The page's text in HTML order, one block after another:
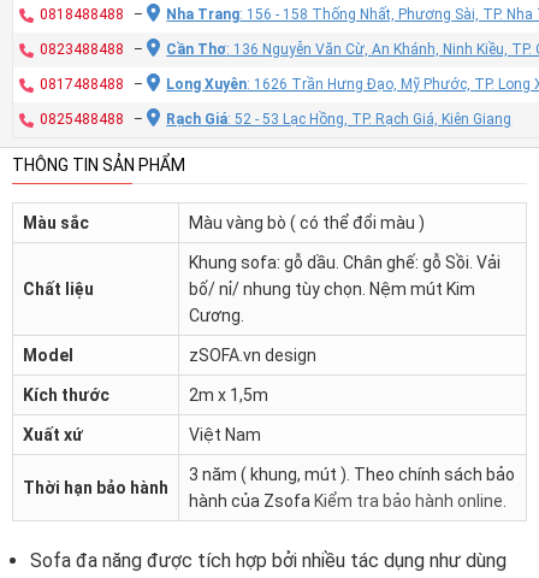
0818488488 – Nha Trang: 156 - 158 Thống Nhất, Phương Sài, TP.
0823488488 – Cần Thơ: 136 Nguyễn Văn Cừ, An Khánh, Ninh Kiều,
0817488488 – Long Xuyên: 1626 Trần Hưng Đạo, Mỹ Phước, TP. Long
0825488488 – Rạch Giá: 52 - 53 Lạc Hồng, TP. Rạch Giá, Kiên Giang
THÔNG TIN SẢN PHẨM
Màu sắc Màu vàng bò ( có thể đổi màu )
Chất liệu
Khung sofa: gỗ dầu. Chân ghế: gỗ Sồi. Vải
bố/ nỉ/ nhung tùy chọn. Nệm mút Kim
Cương.
Model zSOFA.vn design
Kích thước 2m x 1,5m
Xuất xứ Việt Nam
Thời hạn bảo hành
3 năm ( khung, mút ). Theo chính sách bảo
hành của Zsofa Kiểm tra bảo hành online
Sofa đa năng được tích hợp bởi nhiều tác dụng như dùng